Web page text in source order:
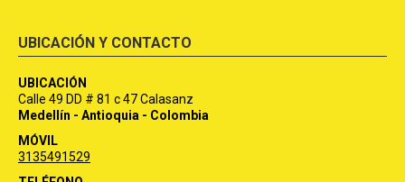
UBICACIÓN Y CONTACTO
UBICACIÓN
Calle 49 DD # 81 c 47 Calasanz
Medellín - Antioquia - Colombia
MÓVIL
3135491529